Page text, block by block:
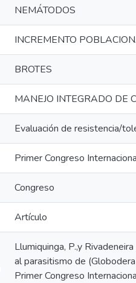
NEMÁTODOS
INCREMENTO
BROTES
MANEJO INTEGRADO DE
Evaluación de resistencia/
Primer Congreso
Congreso
Artículo
Llumiquinga, P.,y
al parasitismo de
Primer Congreso